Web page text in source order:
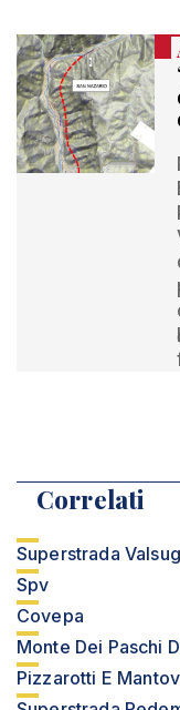
Correlati
Superstrada
Spv
Covepa
Monte Dei Paschi
Pizzarotti E